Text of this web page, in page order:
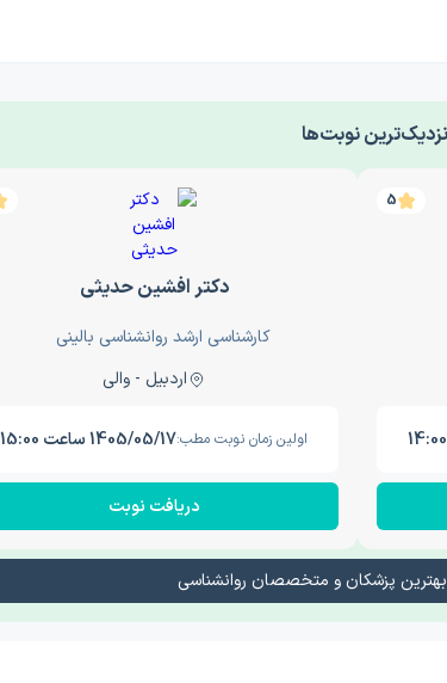
5
دکتر افشین حدیثی
کارشناسی ارشد روانشناسی بالینی
اردبیل - والی
اولین زمان نوبت مطب:1405/05/17 ساعت 15:00
دریافت نوبت
بهترین پزشکان و متخصصان روانشناسی